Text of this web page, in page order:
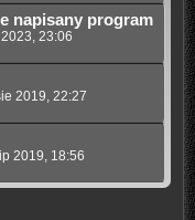
napisany program
23:06
2019, 22:27
2019, 18:56